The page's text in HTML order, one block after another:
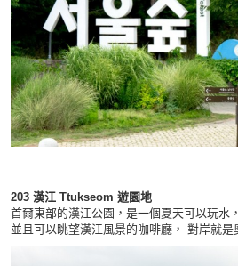
203 漢江 Ttukseom 遊園地
首爾東部的漢江公園，是一個夏天可以玩水
並且可以眺望漢江風景的咖啡廳， 對岸就是